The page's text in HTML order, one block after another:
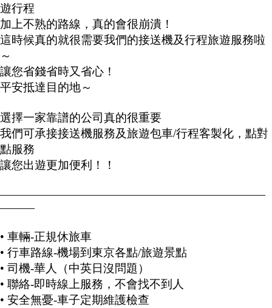
遊行程
加上不熟的路線，真的會很崩潰！
這時候真的就很需要我們的接送機及行程旅遊服務啦
～
讓您省錢省時又省心！
平安抵達目的地～
選擇一家靠譜的公司真的很重要
我們可承接接送機服務及旅遊包車/行程客製化，點對
點服務
讓您出遊更加便利！！
———————————————————————
———
• 車輛-正規休旅車
• 行車路線-機場到東京各點/旅遊景點
• 司機-華人（中英日沒問題）
• 聯絡-即時線上服務，不會找不到人
• 安全無憂-車子定期維護檢查